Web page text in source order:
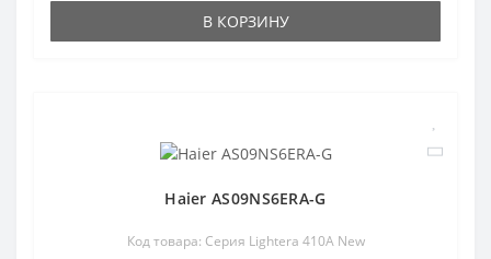
В КОРЗИНУ
Haier AS09NS6ERA-G
Код товара: Серия Lightera 410A New